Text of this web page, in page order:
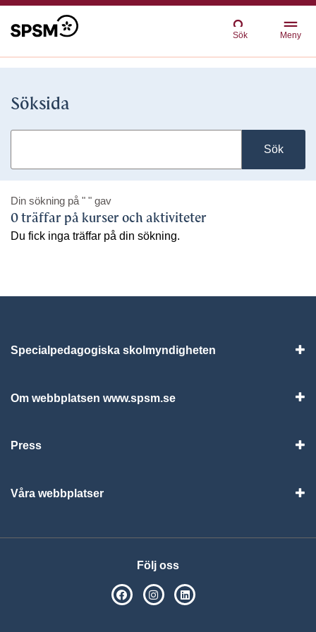
Sök Meny
Söksida
Sök
Din sökning på " " gav
0 träffar på kurser och aktiviteter
Du fick inga träffar på din sökning.
Specialpedagogiska skolmyndigheten
Om webbplatsen www.spsm.se
Press
Våra webbplatser
Följ oss
SPSM på Facebook
SPSM på Instagram